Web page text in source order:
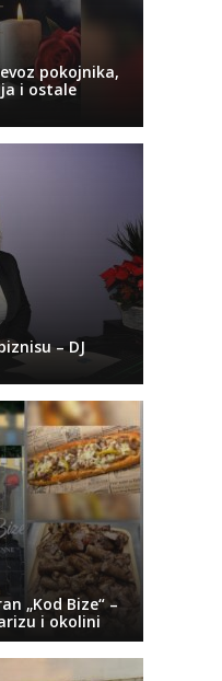
pokojnika,
i ostale
– DJ
„Kod Bize“ –
i okolini